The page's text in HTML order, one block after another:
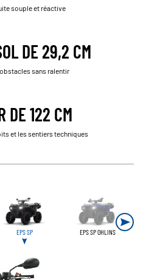
souple et réactive
DE 29,2 CM
sans ralentir
DE 122 CM
et les sentiers techniques
EPS SP EPS SP OHLINS